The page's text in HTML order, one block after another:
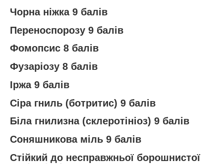
Чорна ніжка 9 балів
Переноспорозу 9 балів
Фомопсис 8 балів
Фузаріозу 8 балів
Іржа 9 балів
Сіра гниль (ботритис) 9 балів
Біла гнилизна (склеротініоз) 9 балів
Соняшникова міль 9 балів
Стійкий до несправжньої борошнистої